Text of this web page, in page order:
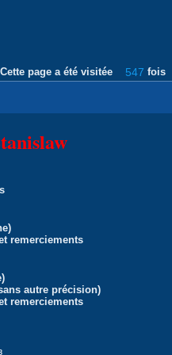
Cette page a été visitée 547 fois
remerciements
autre précision)
remerciements